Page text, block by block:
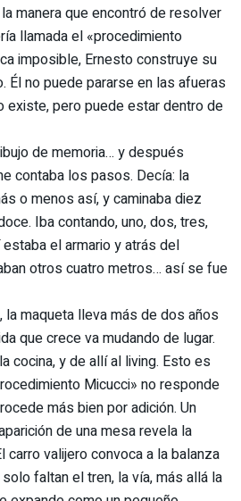
manera que encontró de resolver
llamada el «procedimiento
imposible, Ernesto construye su
Él no puede pararse en las afueras
existe, pero puede estar dentro de
de memoria… y después
contaba los pasos. Decía: la
o menos así, y caminaba diez
Iba contando, uno, dos, tres,
el armario y atrás del
otros cuatro metros… así se fue
la maqueta lleva más de dos años
que crece va mudando de lugar.
cocina, y de allí al living. Esto es
Micucci» no responde
más bien por adición. Un
de una mesa revela la
carro valijero convoca a la balanza
faltan el tren, la vía, más allá la